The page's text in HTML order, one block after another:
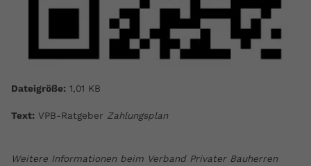
Dateigröße: 1,01 KB
Text: VPB-Ratgeber Zahlungsplan
Weitere Informationen beim Verband Privater Bauherren